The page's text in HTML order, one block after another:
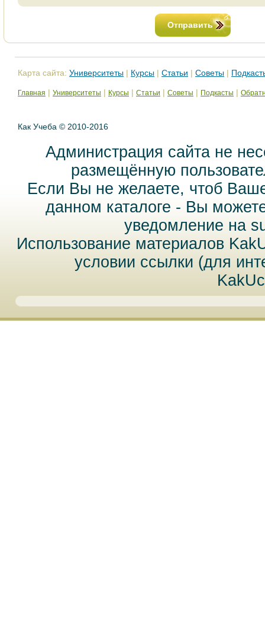
Отправить
Карта сайта: Университеты | Курсы | Статьи | Советы |
Главная | Университеты | Курсы | Статьи | Советы | Подкасты |
Как Учеба © 2010-2016
Администрация сайта не
размещённую
Если Вы не желаете, чтоб
данном каталоге - Вы
уведомление на
Использование материалов
условии ссылки (для